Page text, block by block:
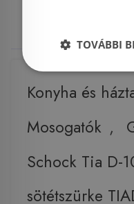
Konyha és
Mosogatók ,
Schock Tia D-
sötétszürke
TOVÁBBI